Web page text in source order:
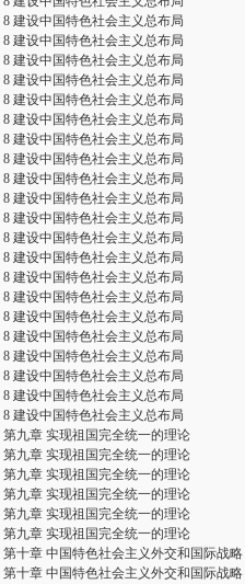
8 建设中国特色社会主义总布局
8 建设中国特色社会主义总布局
8 建设中国特色社会主义总布局
8 建设中国特色社会主义总布局
8 建设中国特色社会主义总布局
8 建设中国特色社会主义总布局
8 建设中国特色社会主义总布局
8 建设中国特色社会主义总布局
8 建设中国特色社会主义总布局
8 建设中国特色社会主义总布局
8 建设中国特色社会主义总布局
8 建设中国特色社会主义总布局
8 建设中国特色社会主义总布局
8 建设中国特色社会主义总布局
8 建设中国特色社会主义总布局
8 建设中国特色社会主义总布局
8 建设中国特色社会主义总布局
8 建设中国特色社会主义总布局
8 建设中国特色社会主义总布局
8 建设中国特色社会主义总布局
8 建设中国特色社会主义总布局
第九章 实现祖国完全统一的理论
第九章 实现祖国完全统一的理论
第九章 实现祖国完全统一的理论
第九章 实现祖国完全统一的理论
第九章 实现祖国完全统一的理论
第九章 实现祖国完全统一的理论
第十章 中国特色社会主义外交和国际战略
第十章 中国特色社会主义外交和国际战略